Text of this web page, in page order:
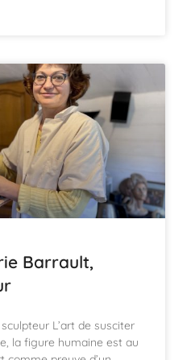
Barrault,
L’art de susciter
la figure humaine est au